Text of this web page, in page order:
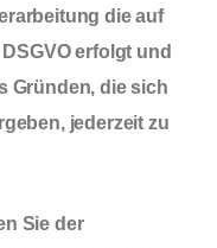
die auf
erfolgt und
Gründen, die sich
jederzeit zu
Sie der